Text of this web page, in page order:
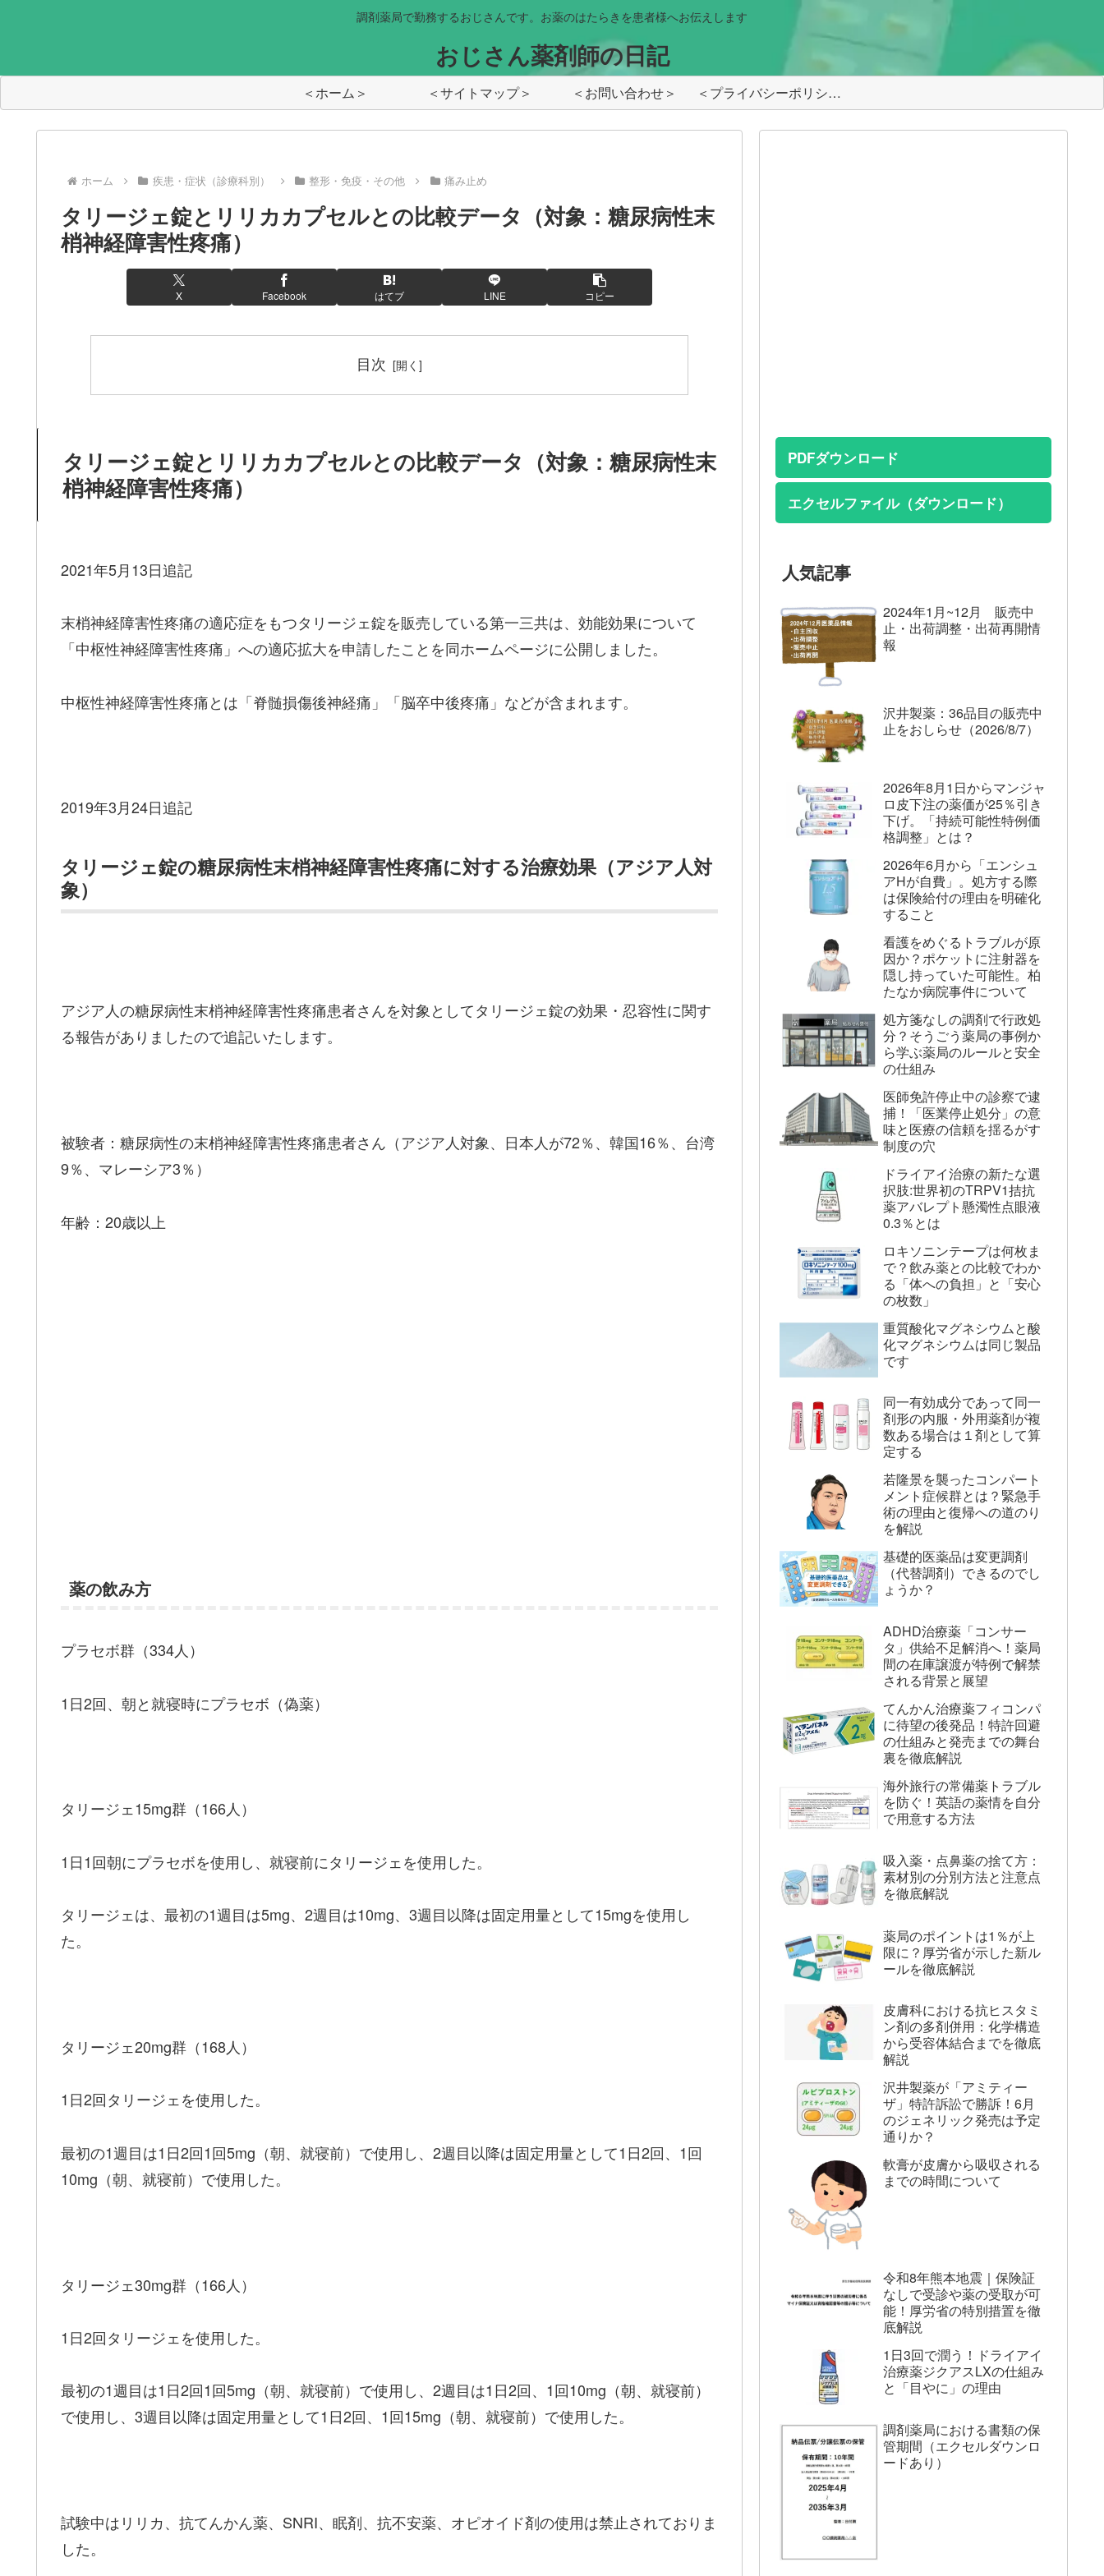
調剤薬局で勤務するおじさんです。お薬のはたらきを患者様へお伝えします
おじさん薬剤師の日記
＜ホーム＞ ＜サイトマップ＞ ＜お問い合わせ＞ ＜プライバシーポリシー＞
ホーム 疾患・症状（診療科別） 整形・免疫・その他 痛み止め
タリージェ錠とリリカカプセルとの比較データ（対象：糖尿病性末
梢神経障害性疼痛）
X Facebook はてブ LINE コピー
目次
タリージェ錠とリリカカプセルとの比較データ（対象：糖尿病性末
梢神経障害性疼痛）
2021年5月13日追記
末梢神経障害性疼痛の適応症をもつタリージェ錠を販売している第一三共は、効能効果について
「中枢性神経障害性疼痛」への適応拡大を申請したことを同ホームページに公開しました。
中枢性神経障害性疼痛とは「脊髄損傷後神経痛」「脳卒中後疼痛」などが含まれます。
2019年3月24日追記
タリージェ錠の糖尿病性末梢神経障害性疼痛に対する治療効果（アジア人対
象）
アジア人の糖尿病性末梢神経障害性疼痛患者さんを対象としてタリージェ錠の効果・忍容性に関す
る報告がありましたので追記いたします。
被験者：糖尿病性の末梢神経障害性疼痛患者さん（アジア人対象、日本人が72％、韓国16％、台湾
9％、マレーシア3％）
年齢：20歳以上
薬の飲み方
プラセボ群（334人）
1日2回、朝と就寝時にプラセボ（偽薬）
タリージェ15mg群（166人）
1日1回朝にプラセボを使用し、就寝前にタリージェを使用した。
タリージェは、最初の1週目は5mg、2週目は10mg、3週目以降は固定用量として15mgを使用し
た。
タリージェ20mg群（168人）
1日2回タリージェを使用した。
最初の1週目は1日2回1回5mg（朝、就寝前）で使用し、2週目以降は固定用量として1日2回、1回
10mg（朝、就寝前）で使用した。
タリージェ30mg群（166人）
1日2回タリージェを使用した。
最初の1週目は1日2回1回5mg（朝、就寝前）で使用し、2週目は1日2回、1回10mg（朝、就寝前）
で使用し、3週目以降は固定用量として1日2回、1回15mg（朝、就寝前）で使用した。
試験中はリリカ、抗てんかん薬、SNRI、眠剤、抗不安薬、オピオイド剤の使用は禁止されておりま
した。
PDFダウンロード
エクセルファイル（ダウンロード）
人気記事
2024年1月~12月 販売中
止・出荷調整・出荷再開情
報
沢井製薬：36品目の販売中
止をおしらせ（2026/8/7）
2026年8月1日からマンジャ
ロ皮下注の薬価が25％引き
下げ。「持続可能性特例価
格調整」とは？
2026年6月から「エンシュ
アHが自費」。処方する際
は保険給付の理由を明確化
すること
看護をめぐるトラブルが原
因か？ポケットに注射器を
隠し持っていた可能性。柏
たなか病院事件について
処方箋なしの調剤で行政処
分？そうごう薬局の事例か
ら学ぶ薬局のルールと安全
の仕組み
医師免許停止中の診察で逮
捕！「医業停止処分」の意
味と医療の信頼を揺るがす
制度の穴
ドライアイ治療の新たな選
択肢:世界初のTRPV1拮抗
薬アバレプト懸濁性点眼液
0.3％とは
ロキソニンテープは何枚ま
で？飲み薬との比較でわか
る「体への負担」と「安心
の枚数」
重質酸化マグネシウムと酸
化マグネシウムは同じ製品
です
同一有効成分であって同一
剤形の内服・外用薬剤が複
数ある場合は１剤として算
定する
若隆景を襲ったコンパート
メント症候群とは？緊急手
術の理由と復帰への道のり
を解説
基礎的医薬品は変更調剤
（代替調剤）できるのでし
ょうか？
ADHD治療薬「コンサー
タ」供給不足解消へ！薬局
間の在庫譲渡が特例で解禁
される背景と展望
てんかん治療薬フィコンパ
に待望の後発品！特許回避
の仕組みと発売までの舞台
裏を徹底解説
海外旅行の常備薬トラブル
を防ぐ！英語の薬情を自分
で用意する方法
吸入薬・点鼻薬の捨て方：
素材別の分別方法と注意点
を徹底解説
薬局のポイントは1％が上
限に？厚労省が示した新ル
ールを徹底解説
皮膚科における抗ヒスタミ
ン剤の多剤併用：化学構造
から受容体結合までを徹底
解説
沢井製薬が「アミティー
ザ」特許訴訟で勝訴！6月
のジェネリック発売は予定
通りか？
軟膏が皮膚から吸収される
までの時間について
令和8年熊本地震｜保険証
なしで受診や薬の受取が可
能！厚労省の特別措置を徹
底解説
1日3回で潤う！ドライアイ
治療薬ジクアスLXの仕組み
と「目やに」の理由
調剤薬局における書類の保
管期間（エクセルダウンロ
ードあり）